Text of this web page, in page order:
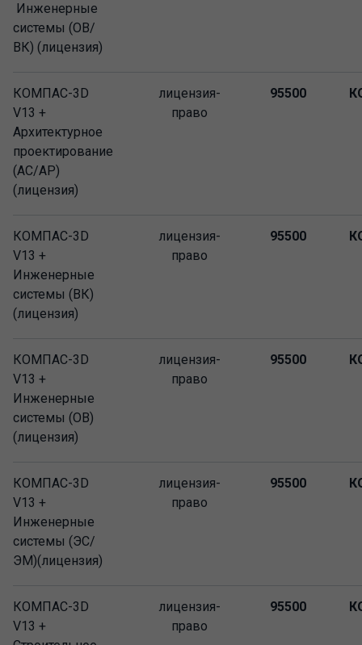
Инженерные
системы (ОВ/
ВК) (лицензия)
КОМПАС-3D
V13 +
Архитектурное
проектирование
(АС/АР)
(лицензия)
лицензия-
право
95500
КОМПАС-3D
V13 +
Инженерные
системы (ВК)
(лицензия)
лицензия-
право
95500
КОМПАС-3D
V13 +
Инженерные
системы (ОВ)
(лицензия)
лицензия-
право
95500
КОМПАС-3D
V13 +
Инженерные
системы (ЭС/
ЭМ)(лицензия)
лицензия-
право
95500
КОМПАС-3D
V13 +
лицензия-
право
95500